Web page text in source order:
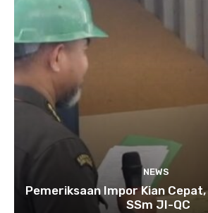
NEWS
Pemeriksaan Impor Kian
SSm JI-QC